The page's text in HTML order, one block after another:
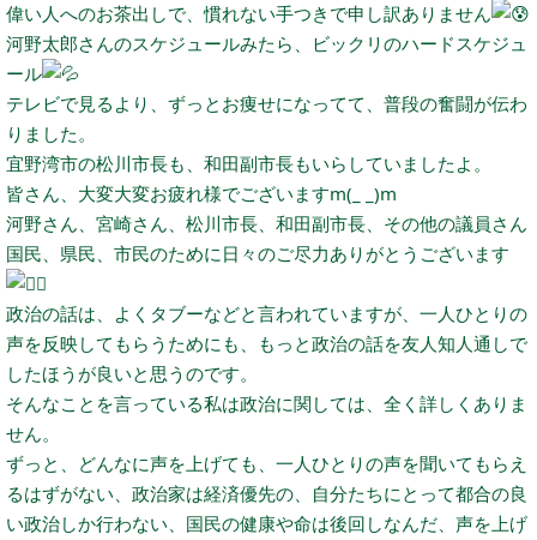
偉い人へのお茶出しで、慣れない手つきで申し訳ありません
河野太郎さんのスケジュールみたら、ビックリのハードスケジュ
ール
テレビで見るより、ずっとお痩せになってて、普段の奮闘が伝わ
りました。
宜野湾市の松川市長も、和田副市長もいらしていましたよ。
皆さん、大変大変お疲れ様でございますm(_ _)m
河野さん、宮崎さん、松川市長、和田副市長、その他の議員さん
国民、県民、市民のために日々のご尽力ありがとうございます
政治の話は、よくタブーなどと言われていますが、一人ひとりの
声を反映してもらうためにも、もっと政治の話を友人知人通しで
したほうが良いと思うのです。
そんなことを言っている私は政治に関しては、全く詳しくありま
せん。
ずっと、どんなに声を上げても、一人ひとりの声を聞いてもらえ
るはずがない、政治家は経済優先の、自分たちにとって都合の良
い政治しか行わない、国民の健康や命は後回しなんだ、声を上げ